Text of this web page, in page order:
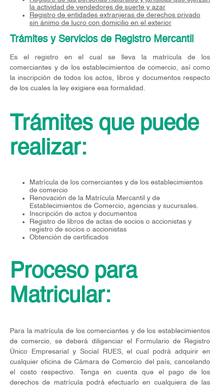
la actividad de vendedores de suerte y azar
Registro de entidades extranjeras de derechos privado
sin ánimo de lucro con domicilio en el exterior
Trámites y Servicios de Registro Mercantil
Es el registro en el cual se lleva la matrícula de los
comerciantes y de los establecimientos de comercio, así como
la inscripción de todos los actos, libros y documentos respecto
de los cuales la ley exigiere esa formalidad.
Trámites que puede
realizar:
Matrícula de los comerciantes y de los establecimientos
de comercio
Renovación de la Matrícula Mercantil y de
Establecimientos de Comercio, agencias y sucursales.
Inscripción de actos y documentos
Registro de libros de actas de socios o accionistas y
registro de socios o accionistas
Obtención de certificados
Proceso para
Matricular:
Para la matrícula de los comerciantes y de los establecimientos
de comercio, se deberá diligenciar el Formulario de Registro
Único Empresarial y Social RUES, el cual podrá adquirir en
cualquier oficina de Cámara de Comercio del país, cancelando
el costo respectivo. Tenga en cuenta que el pago de los
derechos de matrícula podrá efectuarlo en cualquiera de las